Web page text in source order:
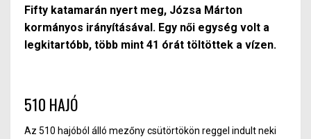
Fifty katamarán nyert meg, Józsa Márton
kormányos irányításával. Egy női egység volt a
legkitartóbb, több mint 41 órát töltöttek a vízen.
510 HAJÓ
Az 510 hajóból álló mezőny csütörtökön reggel indult neki